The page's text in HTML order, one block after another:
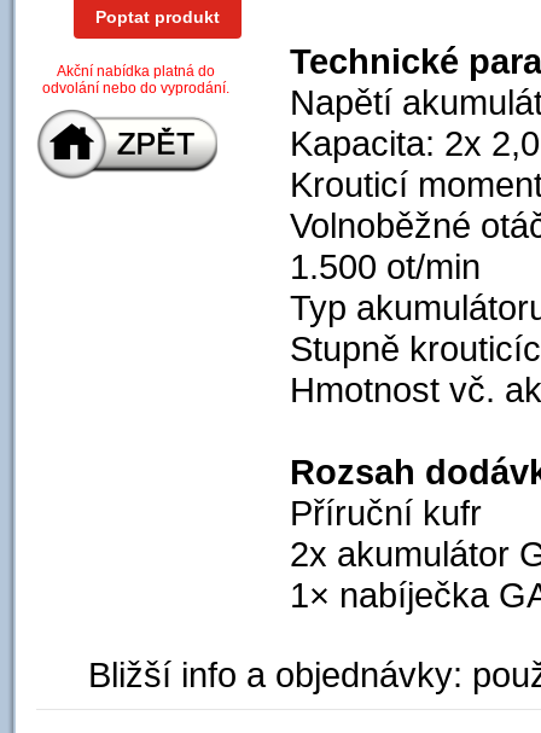
Poptat produkt
Akční nabídka platná do
odvolání nebo do vyprodání.
Technické
Napětí
Kapacita: 2x
Krouticí
Volnoběžné
1.500 ot/min
Typ
Stupně
Hmotnost vč.
Rozsah
Příruční kufr
2x akumulátor
1× nabíječka
Bližší info a objednávky: